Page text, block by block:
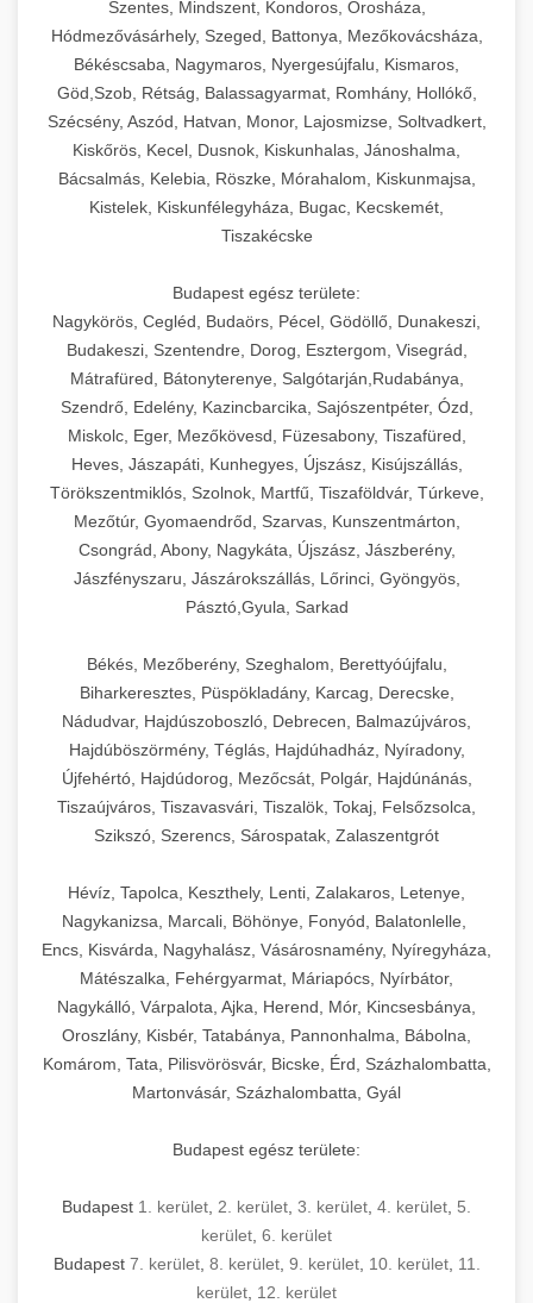
Szentes, Mindszent, Kondoros, Orosháza,
Hódmezővásárhely, Szeged, Battonya, Mezőkovácsháza,
Békéscsaba, Nagymaros, Nyergesújfalu, Kismaros,
Göd,Szob, Rétság, Balassagyarmat, Romhány, Hollókő,
Szécsény, Aszód, Hatvan, Monor, Lajosmizse, Soltvadkert,
Kiskőrös, Kecel, Dusnok, Kiskunhalas, Jánoshalma,
Bácsalmás, Kelebia, Röszke, Mórahalom, Kiskunmajsa,
Kistelek, Kiskunfélegyháza, Bugac, Kecskemét,
Tiszakécske
Budapest egész területe:
Nagykörös, Cegléd, Budaörs, Pécel, Gödöllő, Dunakeszi,
Budakeszi, Szentendre, Dorog, Esztergom, Visegrád,
Mátrafüred, Bátonyterenye, Salgótarján,Rudabánya,
Szendrő, Edelény, Kazincbarcika, Sajószentpéter, Ózd,
Miskolc, Eger, Mezőkövesd, Füzesabony, Tiszafüred,
Heves, Jászapáti, Kunhegyes, Újszász, Kisújszállás,
Törökszentmiklós, Szolnok, Martfű, Tiszaföldvár, Túrkeve,
Mezőtúr, Gyomaendrőd, Szarvas, Kunszentmárton,
Csongrád, Abony, Nagykáta, Újszász, Jászberény,
Jászfényszaru, Jászárokszállás, Lőrinci, Gyöngyös,
Pásztó,Gyula, Sarkad
Békés, Mezőberény, Szeghalom, Berettyóújfalu,
Biharkeresztes, Püspökladány, Karcag, Derecske,
Nádudvar, Hajdúszoboszló, Debrecen, Balmazújváros,
Hajdúböszörmény, Téglás, Hajdúhadház, Nyíradony,
Újfehértó, Hajdúdorog, Mezőcsát, Polgár, Hajdúnánás,
Tiszaújváros, Tiszavasvári, Tiszalök, Tokaj, Felsőzsolca,
Szikszó, Szerencs, Sárospatak, Zalaszentgrót
Hévíz, Tapolca, Keszthely, Lenti, Zalakaros, Letenye,
Nagykanizsa, Marcali, Böhönye, Fonyód, Balatonlelle,
Encs, Kisvárda, Nagyhalász, Vásárosnamény, Nyíregyháza,
Mátészalka, Fehérgyarmat, Máriapócs, Nyírbátor,
Nagykálló, Várpalota, Ajka, Herend, Mór, Kincsesbánya,
Oroszlány, Kisbér, Tatabánya, Pannonhalma, Bábolna,
Komárom, Tata, Pilisvörösvár, Bicske, Érd, Százhalombatta,
Martonvásár, Százhalombatta, Gyál
Budapest egész területe:
Budapest 1. kerület 2. kerület 3. kerület 4. kerület 5.
kerület 6. kerület
Budapest 7. kerület, 8. kerület, 9. kerület, 10. kerület, 11.
kerület 12. kerület